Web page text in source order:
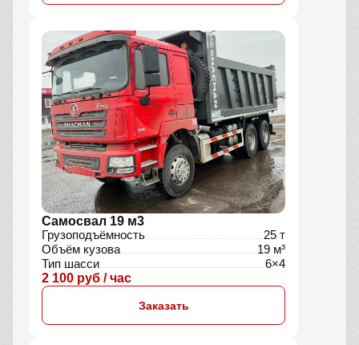
Самосвал 19 м3
Грузоподъёмность
25 т
Объём кузова
19 м³
Тип шасси
6×4
2 100 руб / час
Заказать